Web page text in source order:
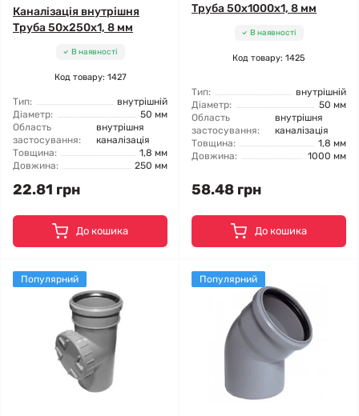
Каналізація внутрішня
Труба 50x250x1, 8 мм
В наявності
Код товару: 1427
Тип:
внутрішній
Діаметр:
50 мм
Область
застосування:
внутрішня
каналізація
Товщина:
1,8 мм
Довжина:
250 мм
22.81 грн
До кошика
Труба 50x1000x1, 8 мм
В наявності
Код товару: 1425
Тип:
внутрішній
Діаметр:
50 мм
Область
застосування:
внутрішня
каналізація
Товщина:
1,8 мм
Довжина:
1000 мм
58.48 грн
До кошика
Популярний Популярний